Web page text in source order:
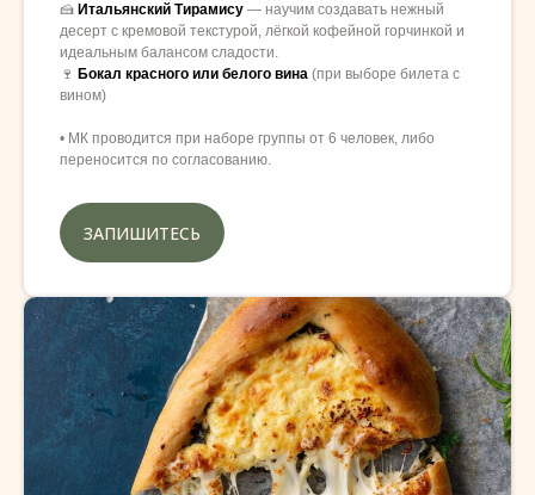
🍰 Итальянский Тирамису — научим создавать нежный
десерт с кремовой текстурой, лёгкой кофейной горчинкой и
идеальным балансом сладости.
🍷 Бокал красного или белого вина (при выборе билета с
вином)
• МК проводится при наборе группы от 6 человек, либо
переносится по согласованию.
ЗАПИШИТЕСЬ